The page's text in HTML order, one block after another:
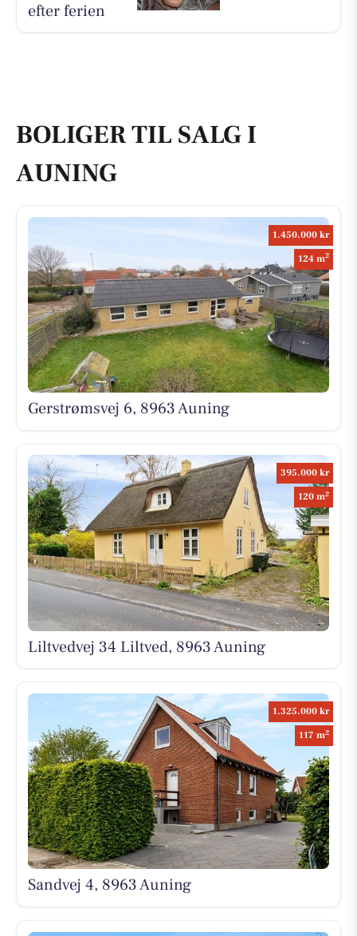
efter ferien
BOLIGER TIL SALG I
AUNING
1.450.000 kr
124 m2
Gerstrømsvej 6, 8963 Auning
395.000 kr
120 m2
Liltvedvej 34 Liltved, 8963 Auning
1.325.000 kr
117 m2
Sandvej 4, 8963 Auning